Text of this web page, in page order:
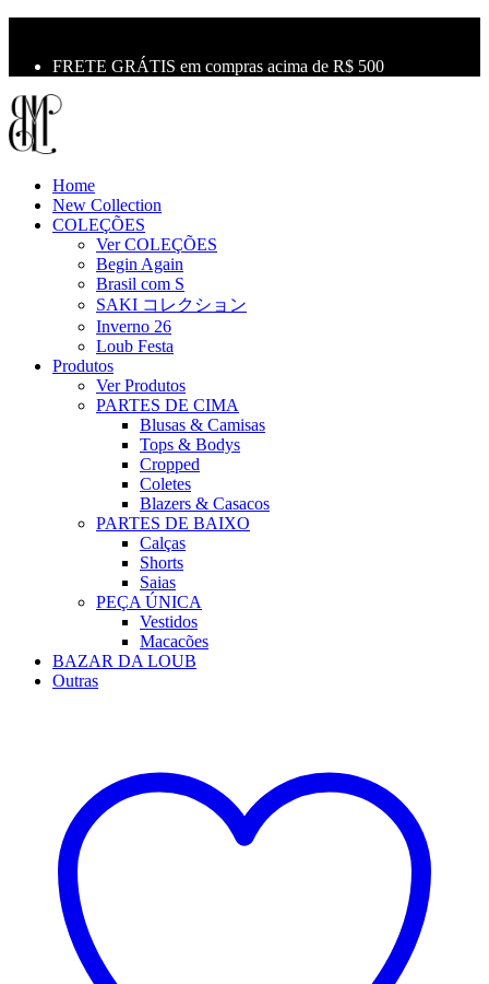
FRETE GRÁTIS em compras acima de R$ 500
Home
New Collection
COLEÇÕES
Ver COLEÇÕES
Begin Again
Brasil com S
SAKI コレクション
Inverno 26
Loub Festa
Produtos
Ver Produtos
PARTES DE CIMA
Blusas & Camisas
Tops & Bodys
Cropped
Coletes
Blazers & Casacos
PARTES DE BAIXO
Calças
Shorts
Saias
PEÇA ÚNICA
Vestidos
Macacões
BAZAR DA LOUB
Outras